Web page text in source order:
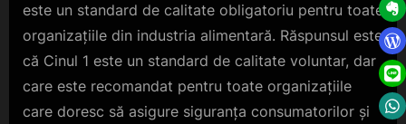
este un standard de calitate obligatoriu pentru toate
organizațiile din industria alimentară. Răspunsul este
că Cinul 1 este un standard de calitate voluntar, dar
care este recomandat pentru toate organizațiile
care doresc să asigure siguranța consumatorilor și